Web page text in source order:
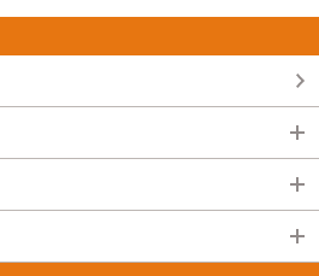
繋ぐ金継ぎアクセサリー！！四条河原町の
の金継ぎアクセサリーを作ろう！お友達
プルで、お一人様も大歓迎！京都観光にも
お一人さま 4,500円～
なる場合があります。
さい。